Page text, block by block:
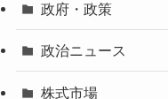
政府・政策
政治ニュース
株式市場